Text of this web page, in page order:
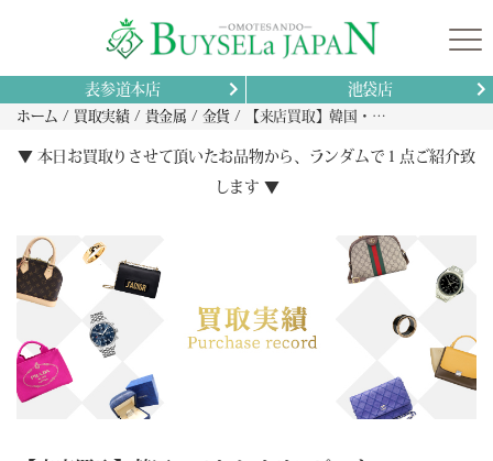
表参道本店 池袋店
ホーム 買取実績 貴金属 金貨 【来店買取】韓国・ソウル オリンピック 1988・50000ウォン金貨の買取
▼ 本日お買取りさせて頂いたお品物から、ランダムで１点ご紹介致
します ▼